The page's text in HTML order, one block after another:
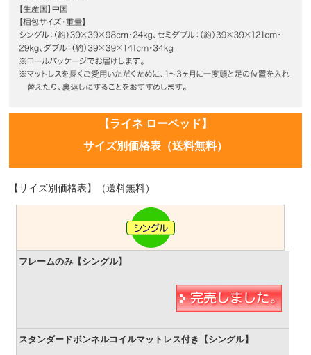
【ライネ ローベッド】
サイズ別価格表（送料無料）
【サイズ別価格表】（送料無料）